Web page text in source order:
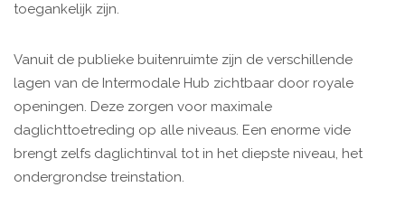
toegankelijk zijn.
Vanuit de publieke buitenruimte zijn de verschillende
lagen van de Intermodale Hub zichtbaar door royale
openingen. Deze zorgen voor maximale
daglichttoetreding op alle niveaus. Een enorme vide
brengt zelfs daglichtinval tot in het diepste niveau, het
ondergrondse treinstation.